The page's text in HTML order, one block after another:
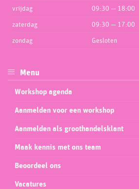
vrijdag 09:30 — 18:00
zaterdag 09:30 — 17:00
zondag Gesloten
Menu
Workshop agenda
Aanmelden voor een workshop
Aanmelden als groothandelsklant
Maak kennis met ons team
Beoordeel ons
Vacatures